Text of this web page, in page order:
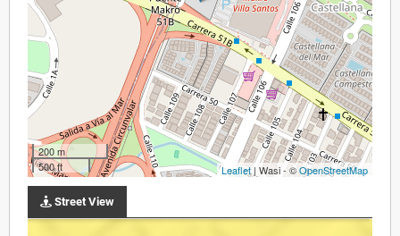
200 m
500 ft
Leaflet| Wasi - ©OpenStreetMap
Street View